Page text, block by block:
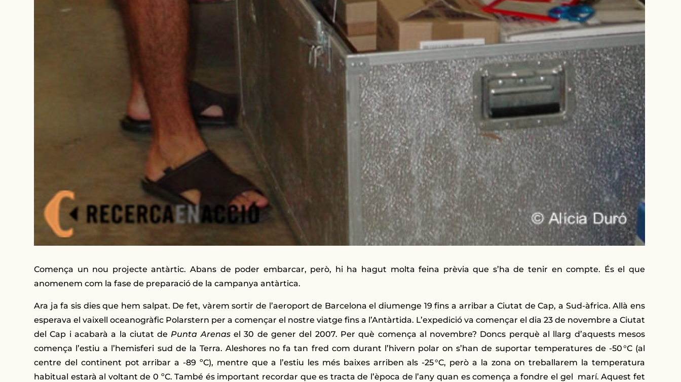
Comença un nou projecte antàrtic. Abans de poder embarcar, però, hi ha hagut molta feina prèvia que s’ha de tenir en compte. És el que
anomenem com la fase de preparació de la campanya antàrtica.
Ara ja fa sis dies que hem salpat. De fet, vàrem sortir de l’aeroport de Barcelona el diumenge 19 fins a arribar a Ciutat de Cap, a Sud-àfrica. Allà ens
esperava el vaixell oceanogràfic Polarstern per a començar el nostre viatge fins a l’Antàrtida. L’expedició va començar el dia 23 de novembre a Ciutat
del Cap i acabarà a la ciutat de Punta Arenasel 30 de gener del 2007. Per què comença al novembre? Doncs perquè al llarg d’aquests mesos
comença l’estiu a l’hemisferi sud de la Terra. Aleshores no fa tan fred com durant l’hivern polar on s’han de suportar temperatures de -50 °C (al
centre del continent pot arribar a -89 ºC), mentre que a l’estiu les més baixes arriben als -25 °C, però a la zona on treballarem la temperatura
habitual estarà al voltant de 0 ºC. També és important recordar que es tracta de l’època de l’any quan es comença a fondre el gel marí. Aquest fet